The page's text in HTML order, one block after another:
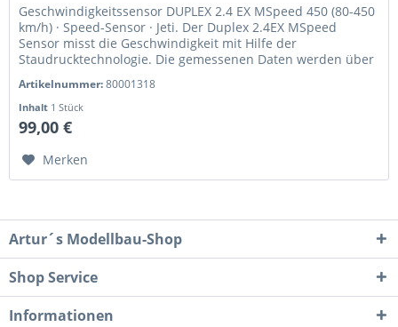
Geschwindigkeitssensor DUPLEX 2.4 EX MSpeed 450 (80-450
km/h) · Speed-Sensor · Jeti. Der Duplex 2.4EX MSpeed
Sensor misst die Geschwindigkeit mit Hilfe der
Staudrucktechnologie. Die gemessenen Daten werden über
Artikelnummer:80001318
Inhalt 1 Stück
99,00 €
Merken
Artur´s Modellbau-Shop
Shop Service
Informationen